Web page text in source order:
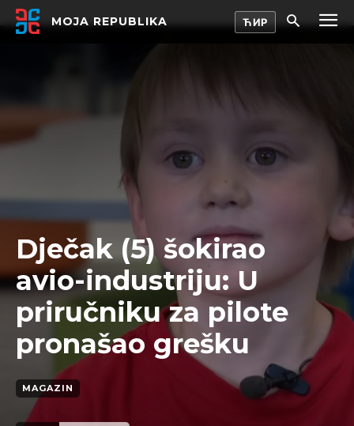
MOJA REPUBLIKA
Dječak (5) šokirao
avio-industriju: U
priručniku za pilote
pronašao grešku
MAGAZIN